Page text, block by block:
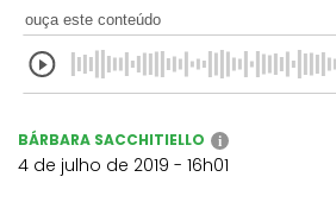
ouça este conteúdo
BÁRBARA SACCHITIELLO i
4 de julho de 2019 - 16h01